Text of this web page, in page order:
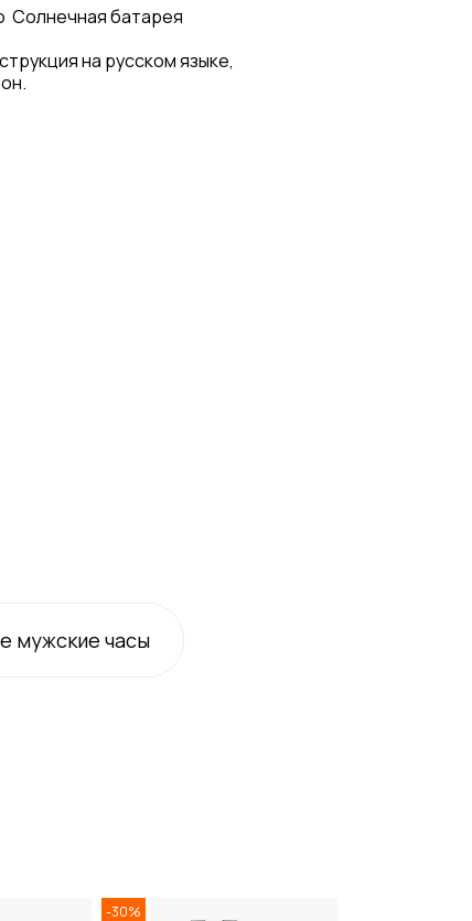
Солнечная батарея
на русском языке,
мужские часы
-30%